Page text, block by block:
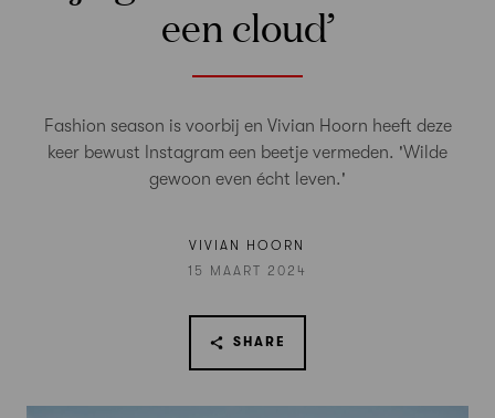
een cloud’
Fashion season is voorbij en Vivian Hoorn heeft deze
keer bewust Instagram een beetje vermeden. 'Wilde
gewoon even écht leven.'
VIVIAN HOORN
15 MAART 2024
SHARE